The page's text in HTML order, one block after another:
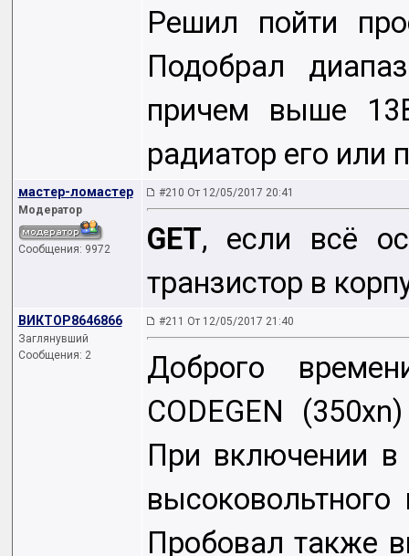
Решил пойти
Подобрал
причем выше
радиатор его или
мастер-ломастер
Модератор
Сообщения: 9972
#210 От 12/05/2017 20:41
GET, если всё
транзистор в
ВИКТОР8646866
Заглянувший
Сообщения: 2
#211 От 12/05/2017 21:40
Доброго
CODEGEN
При включении в
Пробовал также